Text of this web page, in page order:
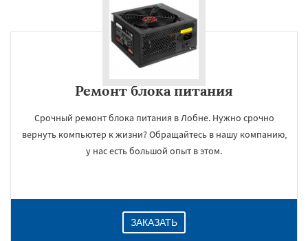
Ремонт блока питания
Срочный ремонт блока питания в Лобне. Нужно срочно
вернуть компьютер к жизни? Обращайтесь в нашу компанию,
у нас есть большой опыт в этом.
ЗАКАЗАТЬ